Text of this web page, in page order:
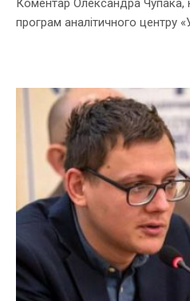
Коментар Олександра Чупака,
програм аналітичного центру